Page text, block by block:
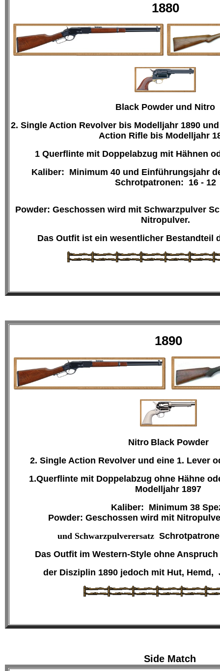
1880
Black Powder und Nitro
2. Single Action Revolver bis Modelljahr 1890und
Action Rifle bis Modelljahr
1 Querflinte mit Doppelabzug mit Hähnen
Kaliber: Minimum 40 und Einführungsjahr
Schrotpatronen: 16 - 12
Powder: Geschossen wird mit Schwarzpulver
Nitropulver.
Das Outfit ist ein wesentlicher Bestandteil
1890
Nitro Black Powder
2. Single Action Revolver und eine 1. Lever
1.Querflinte mit Doppelabzug ohne Hähne
Modelljahr 1897
Kaliber: Minimum 38
Powder: Geschossen wird mit
und Schwarzpulverersatz
Das Outfit im Western-Style ohne
der Disziplin 1890 jedoch mit Hut, Hemd,
Side Match